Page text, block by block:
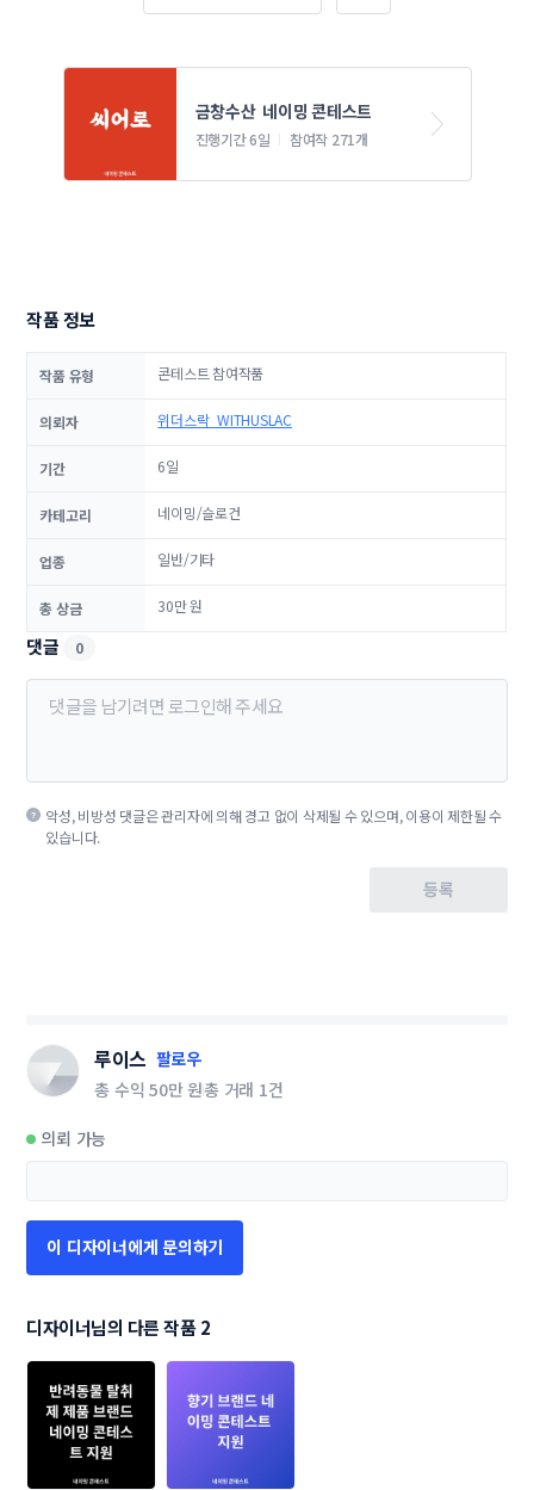
금창수산  네이밍 콘테스트
진행기간 6일 참여작 271개
작품 정보
작품 유형 콘테스트 참여작품
의뢰자 위더스락_WITHUSLAC
기간 6일
카테고리 네이밍/슬로건
업종 일반/기타
총 상금 30만 원
댓글 0
악성, 비방성 댓글은 관리자에 의해 경고 없이 삭제될 수 있으며, 이용이 제한될 수
있습니다.
등록
루이스 팔로우
총 수익 50만 원총 거래 1건
의뢰 가능
이 디자이너에게 문의하기
디자이너님의 다른 작품 2